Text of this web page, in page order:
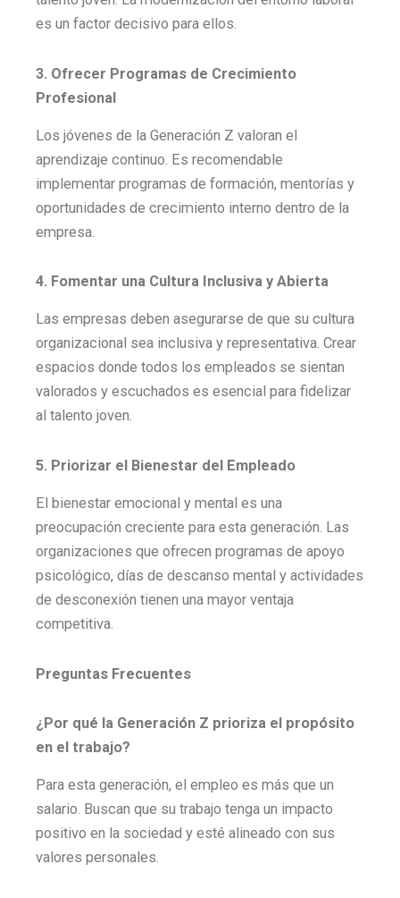
es un factor decisivo para ellos.
3. Ofrecer Programas de Crecimiento
Profesional
Los jóvenes de la Generación Z valoran el
aprendizaje continuo. Es recomendable
implementar programas de formación, mentorías y
oportunidades de crecimiento interno dentro de la
empresa.
4. Fomentar una Cultura Inclusiva y Abierta
Las empresas deben asegurarse de que su cultura
organizacional sea inclusiva y representativa. Crear
espacios donde todos los empleados se sientan
valorados y escuchados es esencial para fidelizar
al talento joven.
5. Priorizar el Bienestar del Empleado
El bienestar emocional y mental es una
preocupación creciente para esta generación. Las
organizaciones que ofrecen programas de apoyo
psicológico, días de descanso mental y actividades
de desconexión tienen una mayor ventaja
competitiva.
Preguntas Frecuentes
¿Por qué la Generación Z prioriza el propósito
en el trabajo?
Para esta generación, el empleo es más que un
salario. Buscan que su trabajo tenga un impacto
positivo en la sociedad y esté alineado con sus
valores personales.